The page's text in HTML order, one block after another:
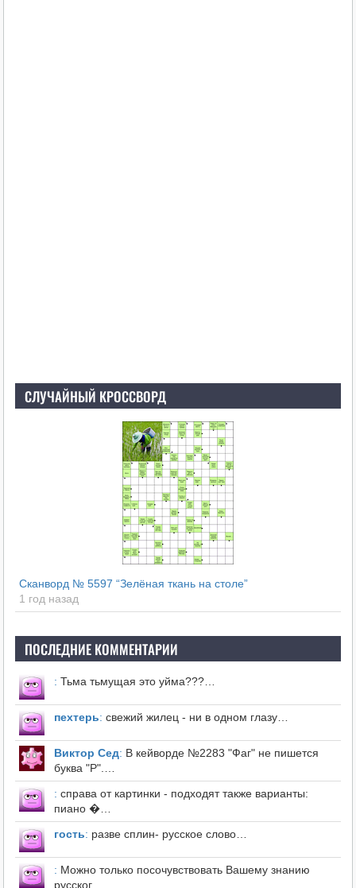
СЛУЧАЙНЫЙ КРОССВОРД
Сканворд № 5597 “Зелёная ткань на столе”
1 год назад
ПОСЛЕДНИЕ КОММЕНТАРИИ
: Тьма тьмущая это уйма???…
пехтерь: свежий жилец - ни в одном глазу…
Виктор Сед: В кейворде №2283 "Фаг" не пишется
буква "Р".…
: справа от картинки - подходят также варианты:
пиано �…
гость: разве сплин- русское слово…
: Можно только посочувствовать Вашему знанию
русског…